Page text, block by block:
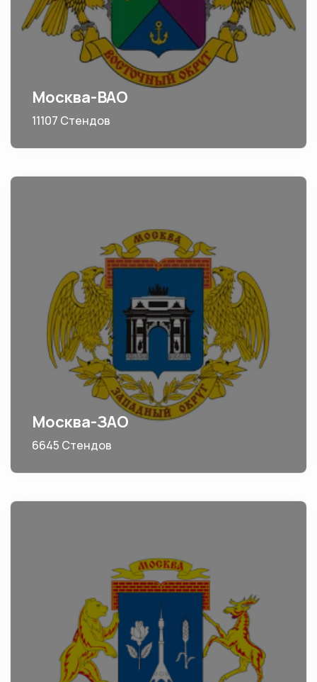
Москва-ВАО
11107 Стендов
Москва-ЗАО
6645 Стендов